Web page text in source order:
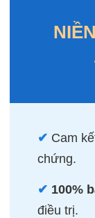
✔ Cam
chứng.
✔ 100%
điều trị.